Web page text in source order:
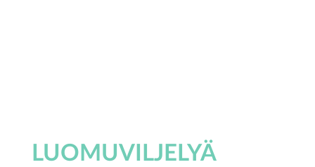
LUOMUVILJELYÄ